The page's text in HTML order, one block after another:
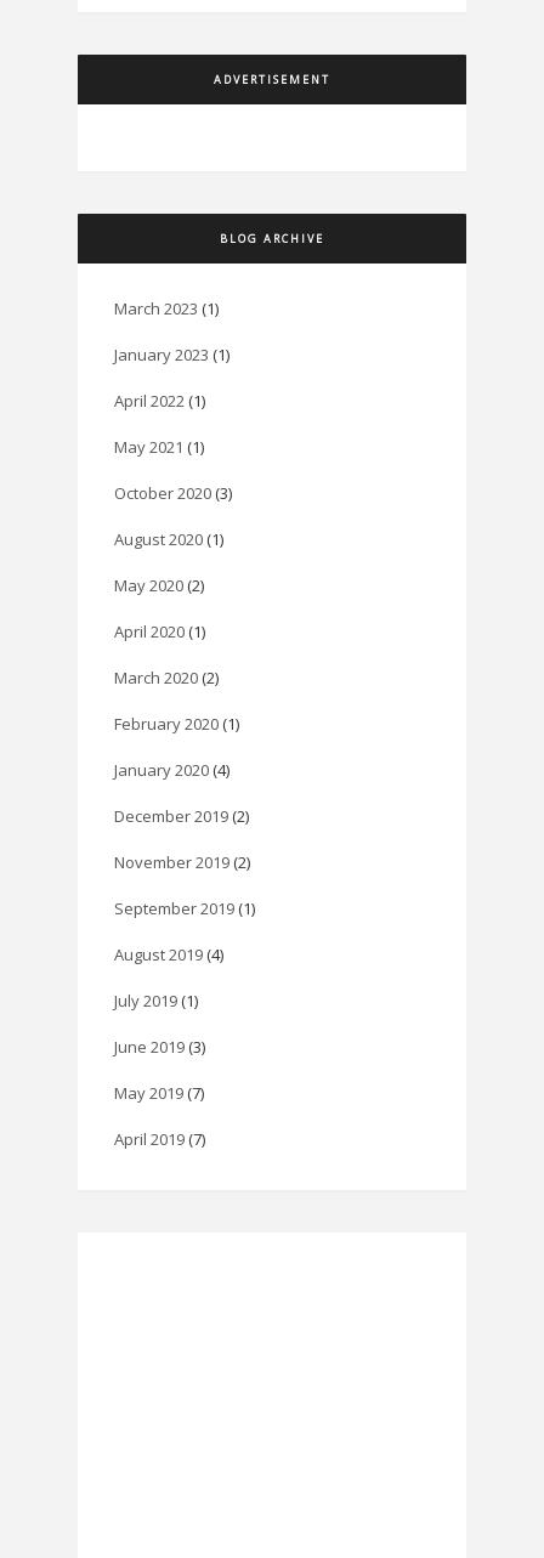
ADVERTISEMENT
BLOG ARCHIVE
March 2023 (1)
January 2023 (1)
April 2022 (1)
May 2021 (1)
October 2020 (3)
August 2020 (1)
May 2020 (2)
April 2020 (1)
March 2020 (2)
February 2020 (1)
January 2020 (4)
December 2019 (2)
November 2019 (2)
September 2019 (1)
August 2019 (4)
July 2019 (1)
June 2019 (3)
May 2019 (7)
April 2019 (7)